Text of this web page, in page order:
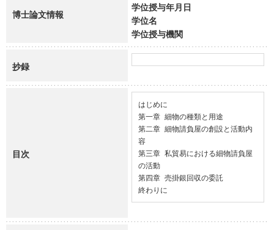
博士論文情報
学位授与年月日
学位名
学位授与機関
抄録
目次
はじめに
第一章 細物の種類と用途
第二章 細物請負屋の創設と活動内
容
第三章 私貿易における細物請負屋
の活動
第四章 売掛銀回収の委託
終わりに